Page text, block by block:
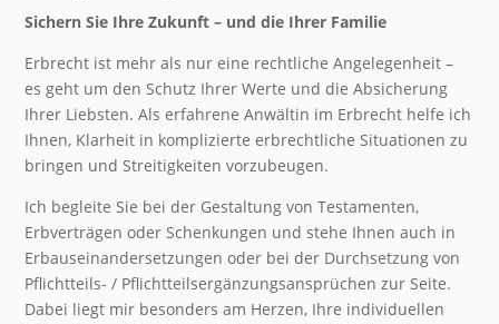
Sichern Sie Ihre Zukunft – und die Ihrer Familie
Erbrecht ist mehr als nur eine rechtliche Angelegenheit –
es geht um den Schutz Ihrer Werte und die Absicherung
Ihrer Liebsten. Als erfahrene Anwältin im Erbrecht helfe ich
Ihnen, Klarheit in komplizierte erbrechtliche Situationen zu
bringen und Streitigkeiten vorzubeugen.
Ich begleite Sie bei der Gestaltung von Testamenten,
Erbverträgen oder Schenkungen und stehe Ihnen auch in
Erbauseinandersetzungen oder bei der Durchsetzung von
Pflichtteils- / Pflichtteilsergänzungsansprüchen zur Seite.
Dabei liegt mir besonders am Herzen, Ihre individuellen